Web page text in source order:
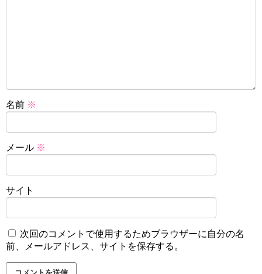
名前 ※
メール ※
サイト
次回のコメントで使用するためブラウザーに自分の名
前、メールアドレス、サイトを保存する。